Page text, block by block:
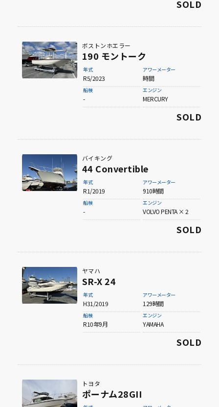
SOLD
ボストンホエラー
190 モントーク
年式
R5/2023
アワーメーター
時間
船検
-
エンジン
MERCURY
SOLD
バイキング
44 Convertible
年式
R1/2019
アワーメーター
910時間
船検
-
エンジン
VOLVO PENTA × 2
SOLD
ヤマハ
SR-X 24
年式
H31/2019
アワーメーター
129時間
船検
R10年9月
エンジン
YAMAHA
SOLD
トヨタ
ポーナム28GII